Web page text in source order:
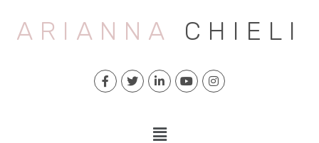
ARIANNA CHIELI